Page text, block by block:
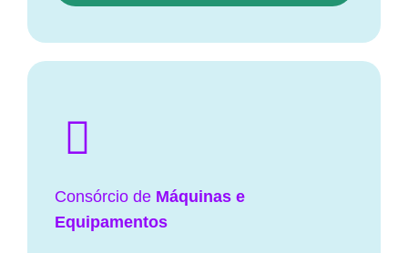
Consórcio de Máquinas e
Equipamentos